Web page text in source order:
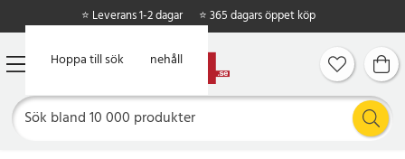
Hoppa till huvudinnehåll
Hoppa till sök
⭐ Leverans 1-2 dagar ⭐ 365 dagars öppet köp